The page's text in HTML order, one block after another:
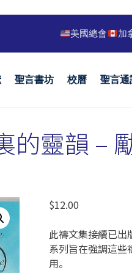
美國總會 加
聖言書坊 校曆 聖言通
的靈韻 –
$12.00
此禱文集接續已出
系列旨在強調這
用。